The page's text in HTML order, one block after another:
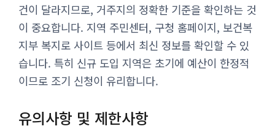
건이 달라지므로, 거주지의 정확한 기준을 확인하는 것
이 중요합니다. 지역 주민센터, 구청 홈페이지, 보건복
지부 복지로 사이트 등에서 최신 정보를 확인할 수 있
습니다. 특히 신규 도입 지역은 초기에 예산이 한정적
이므로 조기 신청이 유리합니다.
유의사항 및 제한사항